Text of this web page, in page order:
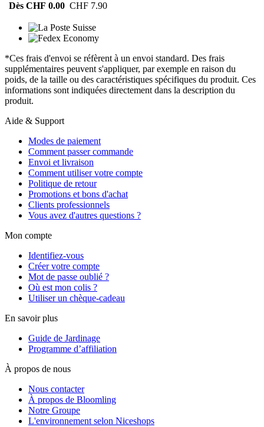
Dès CHF 0.00 CHF 7.90
*Ces frais d'envoi se réfèrent à un envoi standard. Des frais
supplémentaires peuvent s'appliquer, par exemple en raison du
poids, de la taille ou des caractéristiques spécifiques du produit. Ces
informations sont indiquées directement dans la description du
produit.
Aide & Support
Modes de paiement
Comment passer commande
Envoi et livraison
Comment utiliser votre compte
Politique de retour
Promotions et bons d'achat
Clients professionnels
Vous avez d'autres questions ?
Mon compte
Identifiez-vous
Créer votre compte
Mot de passe oublié ?
Où est mon colis ?
Utiliser un chèque-cadeau
En savoir plus
Guide de Jardinage
Programme d’affiliation
À propos de nous
Nous contacter
À propos de Bloomling
Notre Groupe
L'environnement selon Niceshops